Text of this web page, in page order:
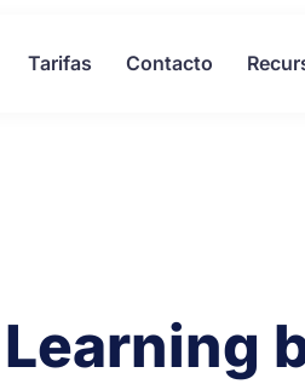
Tarifas Contacto
Learning